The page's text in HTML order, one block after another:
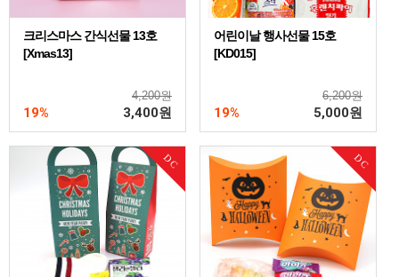
크리스마스 간식선물 13호
[Xmas13]
4,200원
19% 3,400원
어린이날 행사선물 15호
[KD015]
6,200원
19% 5,000원
DC DC